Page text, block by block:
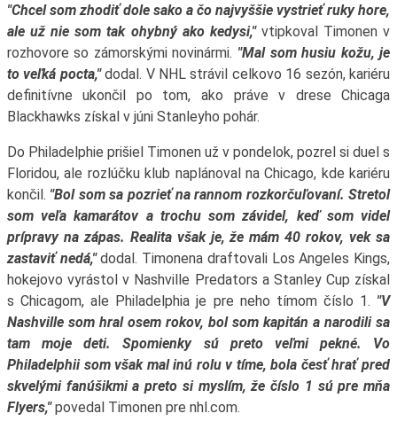
"Chcel som zhodiť dole sako a čo najvyššie vystrieť ruky hore,
ale už nie som tak ohybný ako kedysi,"vtipkoval Timonen v
rozhovore so zámorskými novinármi. "Mal som husiu kožu, je
to veľká pocta,"dodal. V NHL strávil celkovo 16 sezón, kariéru
definitívne ukončil po tom, ako práve v drese Chicaga
Blackhawks získal v júni Stanleyho pohár.
Do Philadelphie prišiel Timonen už v pondelok, pozrel si duel s
Floridou, ale rozlúčku klub naplánoval na Chicago, kde kariéru
končil. "Bol som sa pozrieť na rannom rozkorčuľovaní. Stretol
som veľa kamarátov a trochu som závidel, keď som videl
prípravy na zápas. Realita však je, že mám 40 rokov, vek sa
zastaviť nedá,"dodal. Timonena draftovali Los Angeles Kings,
hokejovo vyrástol v Nashville Predators a Stanley Cup získal
s Chicagom, ale Philadelphia je pre neho tímom číslo 1. "V
Nashville som hral osem rokov, bol som kapitán a narodili sa
tam moje deti. Spomienky sú preto veľmi pekné. Vo
Philadelphii som však mal inú rolu v tíme, bola česť hrať pred
skvelými fanúšikmi a preto si myslím, že číslo 1 sú pre mňa
Flyers,"povedal Timonen pre nhl.com.